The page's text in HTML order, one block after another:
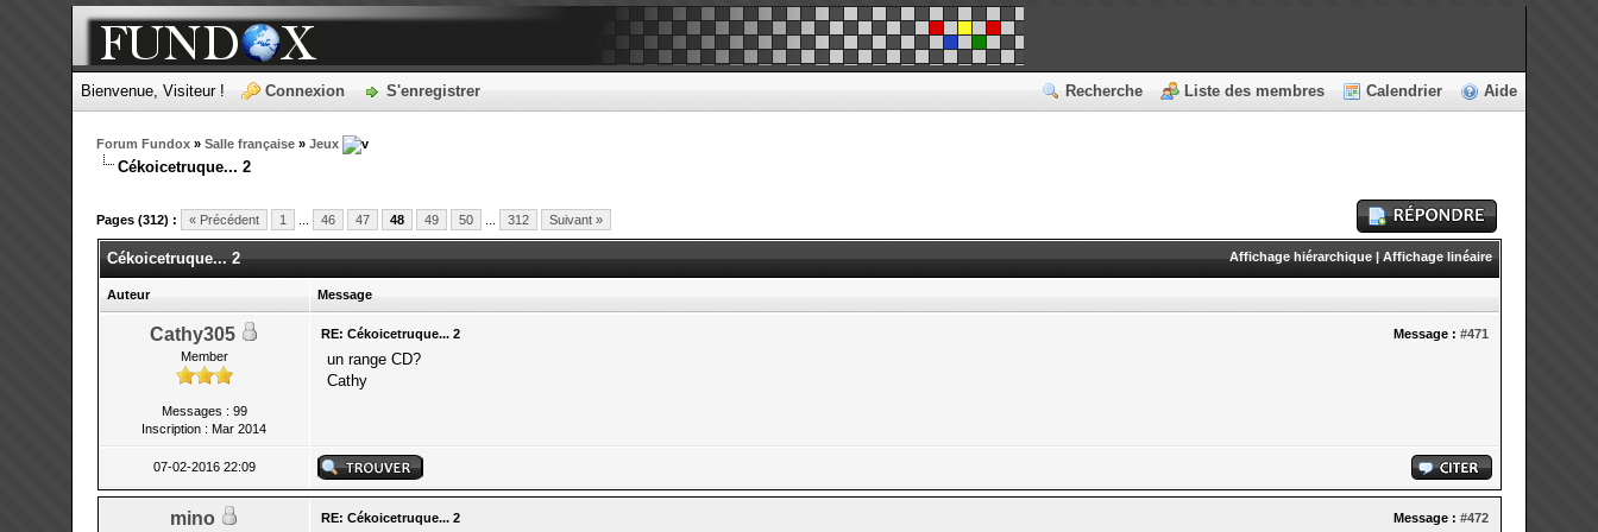
Recherche Liste des membres Calendrier Aide
Bienvenue, Visiteur ! Connexion S'enregistrer
Forum Fundox »Salle française »Jeux
Cékoicetruque... 2
Pages (312) : « Précédent 1 46 47 48 49 50 312 Suivant »
Affichage hiérarchique| Affichage linéaire
Cékoicetruque... 2
Auteur Message
Cathy305
Member
Messages : 99
Inscription : Mar 2014
Message : #471
RE: Cékoicetruque... 2
un range CD?
Cathy
07-02-2016 22:09
mino Message : #472
RE: Cékoicetruque... 2